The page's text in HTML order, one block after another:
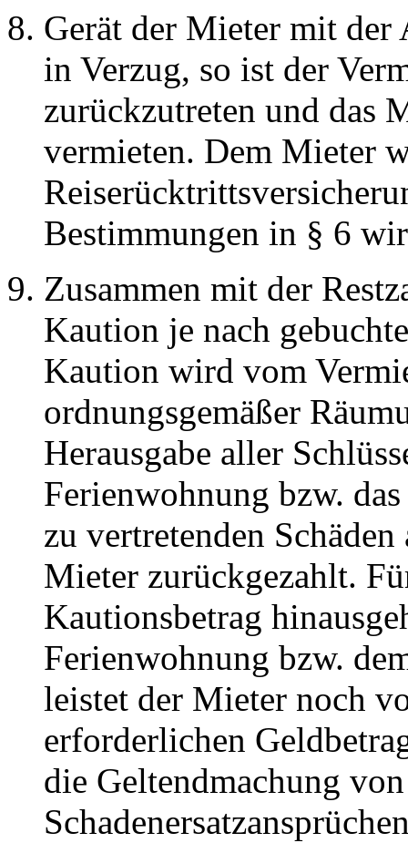
Gerät der Mieter mit der
in Verzug, so ist der
zurückzutreten und das
vermieten. Dem Mieter
Bestimmungen in § 6
Zusammen mit der
Kaution je nach
Kaution wird vom
ordnungsgemäßer
Herausgabe aller
Ferienwohnung bzw.
zu vertretenden
Mieter zurückgezahlt.
Kautionsbetrag
Ferienwohnung bzw.
leistet der Mieter noch
erforderlichen
die Geltendmachung